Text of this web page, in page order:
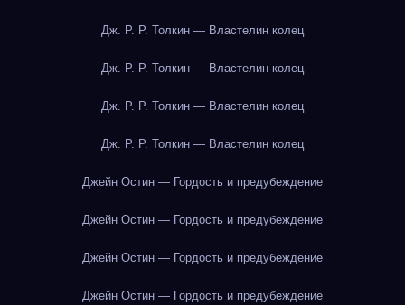
Дж. Р. Р. Толкин — Властелин колец
Дж. Р. Р. Толкин — Властелин колец
Дж. Р. Р. Толкин — Властелин колец
Дж. Р. Р. Толкин — Властелин колец
Джейн Остин — Гордость и предубеждение
Джейн Остин — Гордость и предубеждение
Джейн Остин — Гордость и предубеждение
Джейн Остин — Гордость и предубеждение